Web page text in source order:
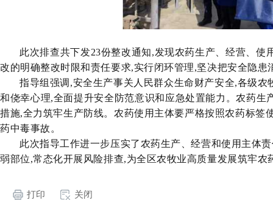
此次排查共下发23份整改通知,发现农药生产、经营、使
改的明确整改时限和责任要求,实行闭环管理,坚决把安全隐患
指导组强调,安全生产事关人民群众生命财产安全,各级
和侥幸心理,全面提升安全防范意识和应急处置能力。农药生
措施,全力筑牢生产防线。农药使用主体要严格按照农药标签
药中毒事故。
此次指导工作进一步压实了农药生产、经营和使用主体
弱部位,常态化开展风险排查,为全区农牧业高质量发展筑牢农
打印 关闭